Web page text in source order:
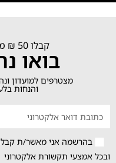
קבלו 50 ₪ מתנה להזמנה באתר!*
בואו
מצטרפים למועדון
והנחות
בהרשמה אני מאשר/ת קבלת
ובכל אמצעי תקשורת אלקטרוני